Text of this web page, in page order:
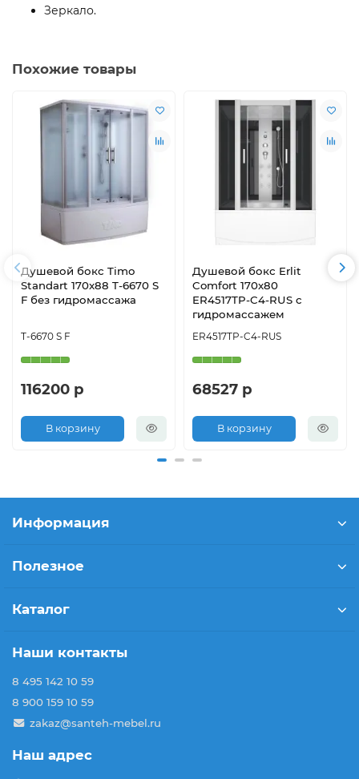
Зеркало.
Похожие товары
Душевой бокс Timo
Standart 170x88 T-6670 S
F без гидромассажа
T-6670 S F
116200 р
В корзину
Душевой бокс Erlit
Comfort 170х80
ER4517TP-C4-RUS с
гидромассажем
ER4517TP-C4-RUS
68527 р
В корзину
Информация
Полезное
Каталог
Наши контакты
8 495 142 10 59
8 900 159 10 59
zakaz@santeh-mebel.ru
Наш адрес